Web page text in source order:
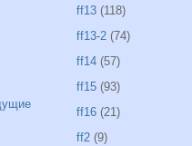
ff13 (118)
ff13-2 (74)
ff14 (57)
ff15 (93)
ff16 (21)
ff2 (9)